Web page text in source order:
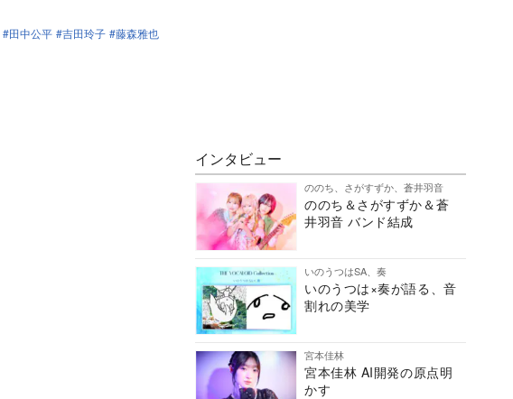
田中公平 吉田玲子
藤森雅也
インタビュー
ののち、さがすずか、蒼井羽音
ののち＆さがすずか＆蒼
井羽音 バンド結成
いのうつはSA、奏
いのうつは×奏が語る、音
割れの美学
宮本佳林
宮本佳林 AI開発の原点明
かす